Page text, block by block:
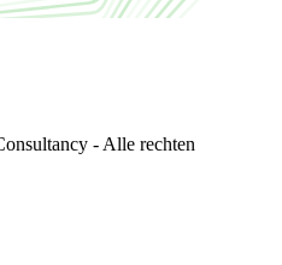
- Alle rechten